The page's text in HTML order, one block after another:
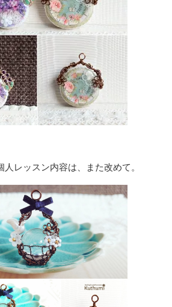
人レッスン内容は、また改めて。